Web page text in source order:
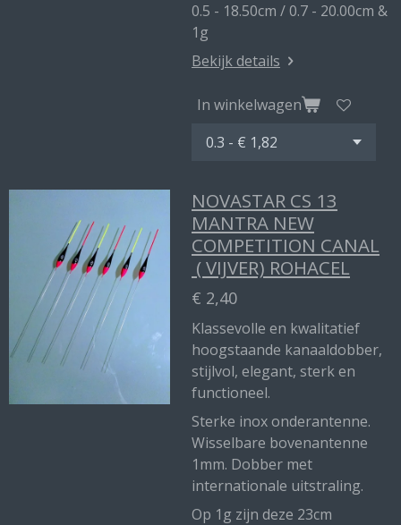
0.5 - 18.50cm / 0.7 - 20.00cm &
1g
Bekijk details
In winkelwagen
NOVASTAR CS 13
MANTRA NEW
COMPETITION CANAL
( VIJVER) ROHACEL
€ 2,40
Klassevolle en kwalitatief
hoogstaande kanaaldobber,
stijlvol, elegant, sterk en
functioneel.
Sterke inox onderantenne.
Wisselbare bovenantenne
1mm. Dobber met
internationale uitstraling.
Op 1g zijn deze 23cm